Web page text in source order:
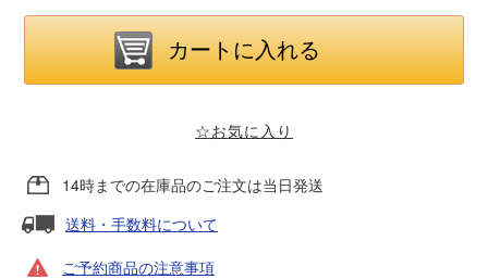
MODEMO(モデモ)
さんけい
天賞堂
TTC
☆お気に入り
14時までの在庫品のご注文は当日発送
送料・手数料について
ご予約商品の注意事項